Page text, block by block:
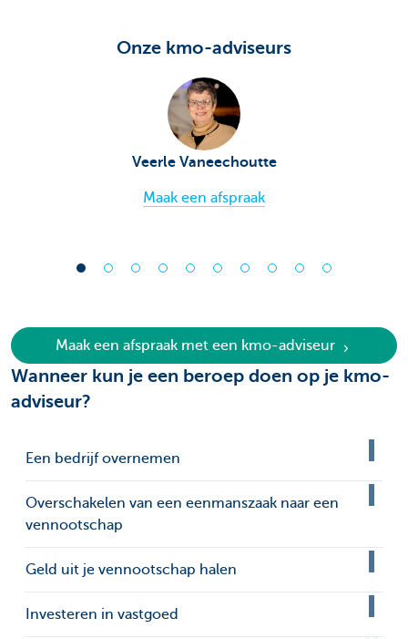
Onze kmo-adviseurs
Veerle Vaneechoutte
Maak een afspraak
Maak een afspraak met een kmo-adviseur
Wanneer kun je een beroep doen op je kmo-
adviseur?
Een bedrijf overnemen
Overschakelen van een eenmanszaak naar een
vennootschap
Geld uit je vennootschap halen
Investeren in vastgoed